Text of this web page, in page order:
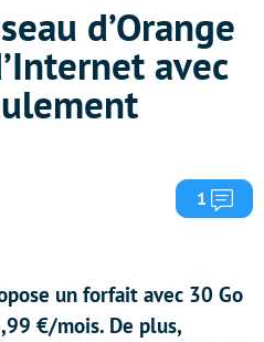
d’Orange
avec
1
un forfait avec 30 Go
€/mois. De plus,